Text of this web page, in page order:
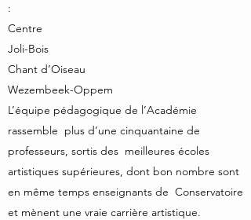
:
Centre
Joli-Bois
Chant d’Oiseau
Wezembeek-Oppem
​L’équipe pédagogique de l’Académie
rassemble plus d’une cinquantaine de
professeurs, sortis des meilleures écoles
artistiques supérieures, dont bon nombre sont
en même temps enseignants de Conservatoire
et mènent une vraie carrière artistique.